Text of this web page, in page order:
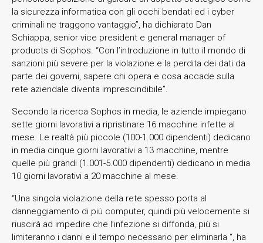
la sicurezza informatica con gli occhi bendati ed i cyber
criminali ne traggono vantaggio”, ha dichiarato Dan
Schiappa, senior vice president e general manager of
products di Sophos. “Con l’introduzione in tutto il mondo di
sanzioni più severe per la violazione e la perdita dei dati da
parte dei governi, sapere chi opera e cosa accade sulla
rete aziendale diventa imprescindibile”.
Secondo la ricerca Sophos in media, le aziende impiegano
sette giorni lavorativi a ripristinare 16 macchine infette al
mese. Le realtà più piccole (100-1.000 dipendenti) dedicano
in media cinque giorni lavorativi a 13 macchine, mentre
quelle più grandi (1.001-5.000 dipendenti) dedicano in media
10 giorni lavorativi a 20 macchine al mese.
“Una singola violazione della rete spesso porta al
danneggiamento di più computer, quindi più velocemente si
riuscirà ad impedire che l’infezione si diffonda, più si
limiteranno i danni e il tempo necessario per eliminarla “, ha